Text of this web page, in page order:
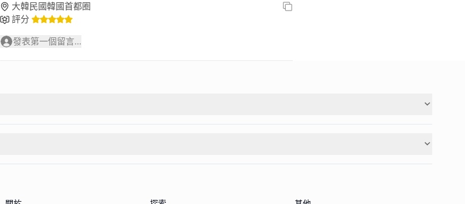
大韓民國韓國首都圈
評分
發表第一個留言...